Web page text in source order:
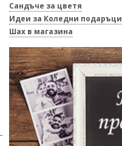
Сандъче за цветя
Идеи за Коледни подаръци
Шах в магазина